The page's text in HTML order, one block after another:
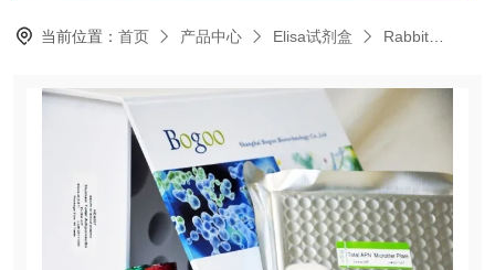
当前位置：首页 产品中心 Elisa试剂盒 Rabbit